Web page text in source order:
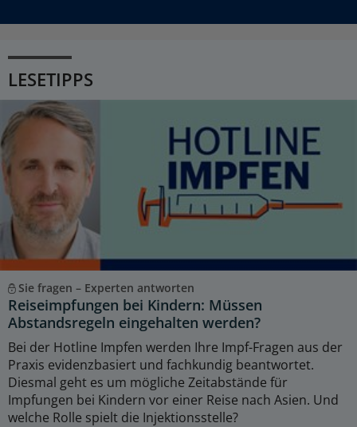
LESETIPPS
Sie fragen – Experten antworten
Reiseimpfungen bei Kindern: Müssen
Abstandsregeln eingehalten werden?
Bei der Hotline Impfen werden Ihre Impf-Fragen aus der
Praxis evidenzbasiert und fachkundig beantwortet.
Diesmal geht es um mögliche Zeitabstände für
Impfungen bei Kindern vor einer Reise nach Asien. Und
welche Rolle spielt die Injektionsstelle?